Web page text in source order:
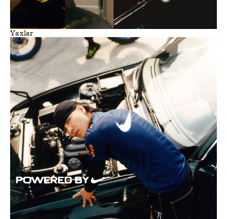
Yaxlar